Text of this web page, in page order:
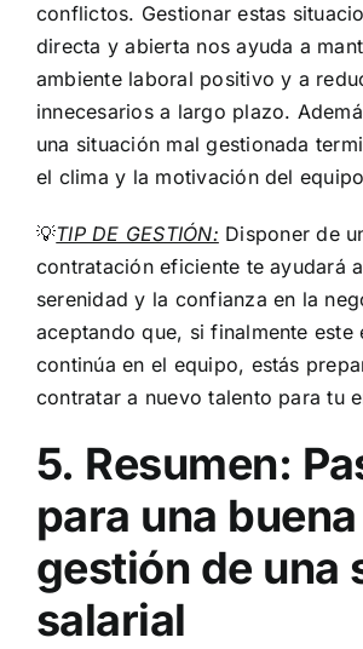
conflictos. Gestionar estas
directa y abierta nos ayuda a
ambiente laboral positivo y a
innecesarios a largo plazo.
una situación mal gestionada
el clima y la motivación del
💡TIP DE GESTIÓN: Disponer de
contratación eficiente te ayudará
serenidad y la confianza en la
aceptando que, si finalmente este
continúa en el equipo, estás
contratar a nuevo talento para tu
5. Resumen:
para una buena
gestión de una
salarial